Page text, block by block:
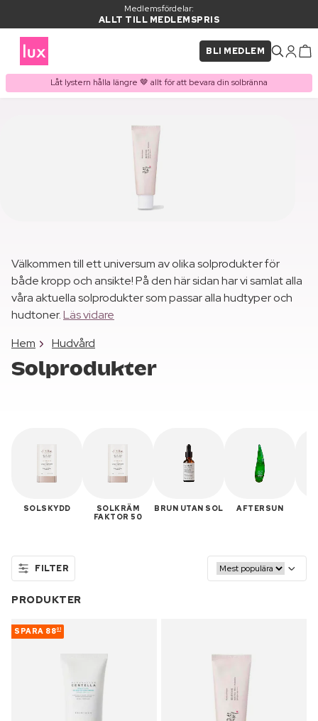
Medlemsfördelar:
ALLT TILL MEDLEMSPRIS
BLI MEDLEM
Låt lystern hålla längre 🤎 allt för att bevara din solbränna
Välkommen till ett universum av olika solprodukter för
både kropp och ansikte! På den här sidan har vi samlat alla
våra aktuella solprodukter som passar alla hudtyper och
hudtoner.Läs vidare
Hem
Hudvård
Solprodukter
SOLSKYDD
SOLKRÄM
FAKTOR 50
BRUN UTAN SOL AFTERSUN
FILTER
PRODUKTER
SPARA 8801